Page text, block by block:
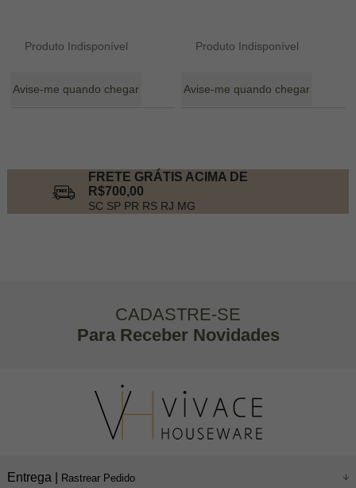
Produto Indisponível
Avise-me quando chegar
Produto Indisponível
Avise-me quando chegar
FRETE GRÁTIS ACIMA DE
R$700,00
SC SP PR RS RJ MG
CADASTRE-SE
Para Receber Novidades
Entrega | Rastrear Pedido